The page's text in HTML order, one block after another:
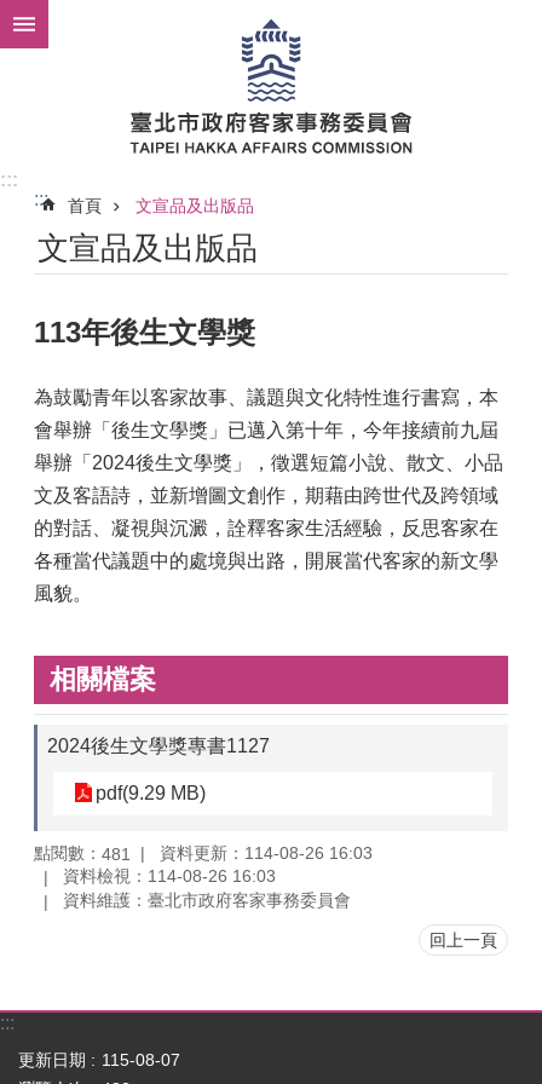
跳到主要內容區塊
:::
:::
首頁 文宣品及出版品
文宣品及出版品
113年後生文學獎
為鼓勵青年以客家故事、議題與文化特性進行書寫，本
會舉辦「後生文學獎」已邁入第十年，今年接續前九屆
舉辦「2024後生文學獎」，徵選短篇小說、散文、小品
文及客語詩，並新增圖文創作，期藉由跨世代及跨領域
的對話、凝視與沉澱，詮釋客家生活經驗，反思客家在
各種當代議題中的處境與出路，開展當代客家的新文學
風貌。
相關檔案
2024後生文學獎專書1127
pdf(9.29 MB)
點閱數： 481
資料更新：114-08-26 16:03
資料檢視：114-08-26 16:03
資料維護：臺北市政府客家事務委員會
回上一頁
:::
更新日期
115-08-07